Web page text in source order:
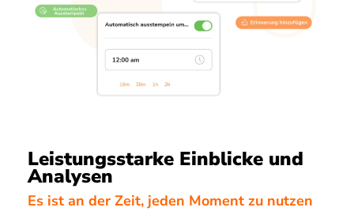
Leistungsstarke Einblicke und
Analysen
Es ist an der Zeit, jeden Moment zu nutzen